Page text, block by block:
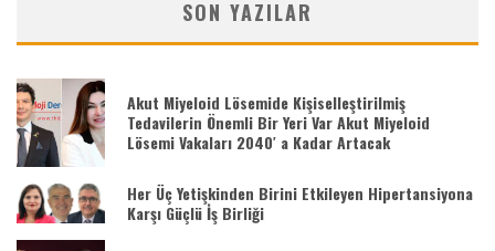
SON YAZILAR
Akut Miyeloid Lösemide Kişiselleştirilmiş
Tedavilerin Önemli Bir Yeri Var Akut Miyeloid
Lösemi Vakaları 2040′ a Kadar Artacak
Her Üç Yetişkinden Birini Etkileyen Hipertansiyona
Karşı Güçlü İş Birliği